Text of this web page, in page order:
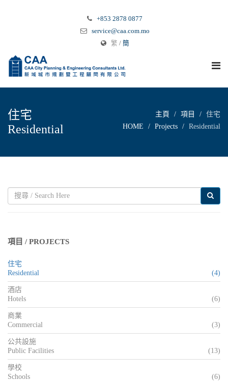
+853 2878 0877
service@caa.com.mo
繁 / 簡
住宅
Residential
主頁 項目
住宅
HOME
Projects Residential
項目 / PROJECTS
住宅
Residential
(4)
酒店
Hotels
(6)
商業
Commercial
(3)
公共設施
Public Facilities
(13)
學校
Schools
(6)